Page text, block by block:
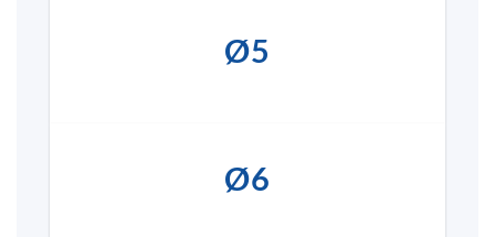
Ø5
Ø6